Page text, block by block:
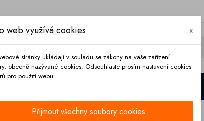
Gumové rohože MAN TGL TGM TGS 2005-
web využívá cookies x
stránky ukládají v souladu se zákony na vaše zařízení
obecně nazývané cookies. Odsouhlaste prosím nastavení cookies
pro použití webu.
Přijmout všechny soubory cookies